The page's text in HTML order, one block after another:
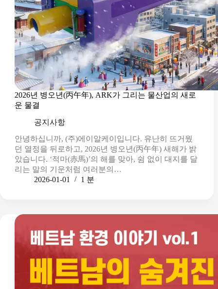
2026년 병오년(丙午年), ARK가 그리는 물산업의 새로
운 물결
공지사항
안녕하십니까, (주)에이알케이입니다. 유난히 뜨거웠
던 열정을 뒤로하고, 2026년 병오년(丙午年) 새해가 밝
았습니다. ‘적마(赤馬)’의 해를 맞아, 쉼 없이 대지를 달
리는 말의 기운처럼 여러분의…
2026-01-01
1 분